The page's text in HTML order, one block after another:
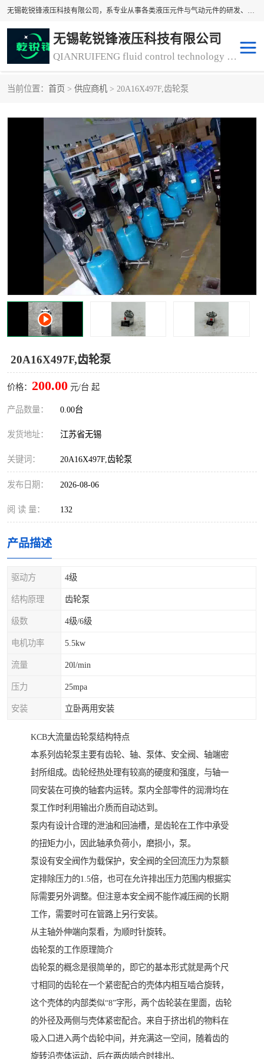
无锡乾锐锋液压科技有限公司，系专业从事各类液压元件与气动元件的研发、生产和销售业务为一体的生产型齿轮泵厂家、液压齿轮泵厂家。主要生产销售风冷式冷却器、液压油风冷却器，冷却器厂家直销、齿轮泵型号、齿轮泵厂家排名详情可来电咨询！
无锡乾锐锋液压科技有限公司
QIANRUIFENG fluid control technology co. LTD
当前位置： 首页 > 供应商机 > 20A16X497F,齿轮泵
20A16X497F,齿轮泵
价格： 200.00 元/台 起
产品数量： 0.00台
发货地址： 江苏省无锡
关键词： 20A16X497F,齿轮泵
发布日期： 2026-08-06
阅 读 量： 132
产品描述
驱动方 4级
结构原理 齿轮泵
级数 4级/6级
电机功率 5.5kw
流量 20l/min
压力 25mpa
安装 立卧两用安装
KCB大流量齿轮泵结构特点
本系列齿轮泵主要有齿轮、轴、泵体、安全阀、轴端密
封所组成。齿轮经热处理有较高的硬度和强度，与轴一
同安装在可换的轴套内运转。泵内全部零件的润滑均在
泵工作时利用输出介质而自动达到。
泵内有设计合理的泄油和回油槽，是齿轮在工作中承受
的扭矩力小，因此轴承负荷小，磨损小，泵。
泵设有安全阀作为载保护，安全阀的全回流压力为泵额
定排除压力的1.5倍，也可在允许排出压力范围内根据实
际需要另外调整。但注意本安全阀不能作减压阀的长期
工作，需要时可在管路上另行安装。
从主轴外伸端向泵看，为顺时针旋转。
齿轮泵的工作原理简介
齿轮泵的概念是很简单的，即它的基本形式就是两个尺
寸相同的齿轮在一个紧密配合的壳体内相互啮合旋转，
这个壳体的内部类似“8”字形，两个齿轮装在里面，齿轮
的外径及两侧与壳体紧密配合。来自于挤出机的物料在
吸入口进入两个齿轮中间，并充满这一空间，随着齿的
旋转沿壳体运动，后在两齿啮合时排出。
过滤器
离合器、制动器 气动元器件
齿轮泵厂家